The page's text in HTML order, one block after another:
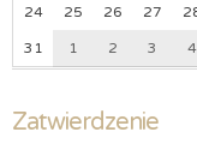
24 25 26 27
31 1 2 3 4
Zatwierdzenie